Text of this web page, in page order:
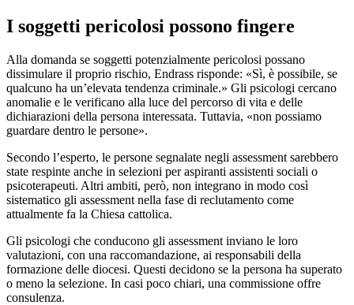
I soggetti pericolosi possono fingere
Alla domanda se soggetti potenzialmente pericolosi possano
dissimulare il proprio rischio, Endrass risponde: «Sì, è possibile, se
qualcuno ha un’elevata tendenza criminale.» Gli psicologi cercano
anomalie e le verificano alla luce del percorso di vita e delle
dichiarazioni della persona interessata. Tuttavia, «non possiamo
guardare dentro le persone».
Secondo l’esperto, le persone segnalate negli assessment sarebbero
state respinte anche in selezioni per aspiranti assistenti sociali o
psicoterapeuti. Altri ambiti, però, non integrano in modo così
sistematico gli assessment nella fase di reclutamento come
attualmente fa la Chiesa cattolica.
Gli psicologi che conducono gli assessment inviano le loro
valutazioni, con una raccomandazione, ai responsabili della
formazione delle diocesi. Questi decidono se la persona ha superato
o meno la selezione. In casi poco chiari, una commissione offre
consulenza.